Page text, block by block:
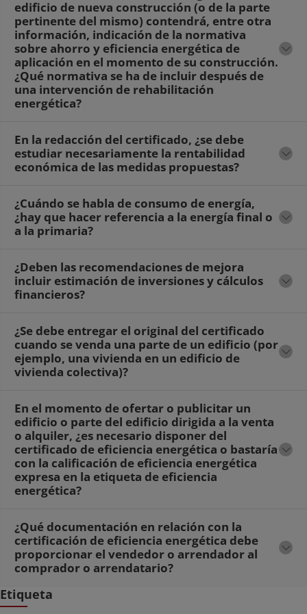
edificio de nueva construcción (o de la parte
pertinente del mismo) contendrá, entre otra
información, indicación de la normativa
sobre ahorro y eficiencia energética de
aplicación en el momento de su construcción.
¿Qué normativa se ha de incluir después de
una intervención de rehabilitación
energética?
En la redacción del certificado, ¿se debe
estudiar necesariamente la rentabilidad
económica de las medidas propuestas?
¿Cuándo se habla de consumo de energía,
¿hay que hacer referencia a la energía final o
a la primaria?
¿Deben las recomendaciones de mejora
incluir estimación de inversiones y cálculos
financieros?
¿Se debe entregar el original del certificado
cuando se venda una parte de un edificio (por
ejemplo, una vivienda en un edificio de
vivienda colectiva)?
En el momento de ofertar o publicitar un
edificio o parte del edificio dirigida a la venta
o alquiler, ¿es necesario disponer del
certificado de eficiencia energética o bastaría
con la calificación de eficiencia energética
expresa en la etiqueta de eficiencia
energética?
¿Qué documentación en relación con la
certificación de eficiencia energética debe
proporcionar el vendedor o arrendador al
comprador o arrendatario?
Etiqueta